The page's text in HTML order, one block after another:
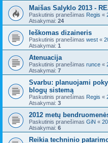
Maišas Salyklo 2013 -
Paskutinis pranešimas Regis «
Atsakymai: 24
Ieškomas dizaineris
Paskutinis pranešimas west «
Atsakymai: 1
Atenuacija
Paskutinis pranešimas runce «
Atsakymai: 7
Svarbu: planuojami
blogų sistemą
Paskutinis pranešimas Regis «
Atsakymai: 3
2012 metų
Paskutinis pranešimas GiN «
Atsakymai: 6
Reikia techninio